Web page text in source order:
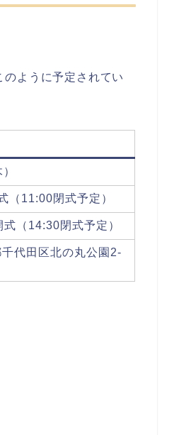
ように予定されてい
（11:00閉式予定）
（14:30閉式予定）
代田区北の丸公園2-